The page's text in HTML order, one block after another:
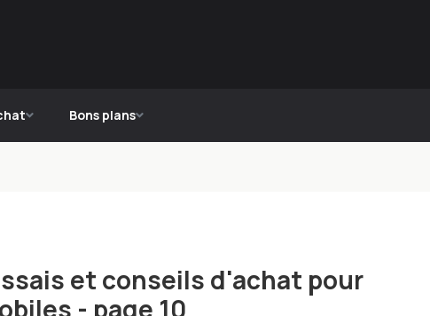
Bons plans
et conseils d'achat pour
- page 10